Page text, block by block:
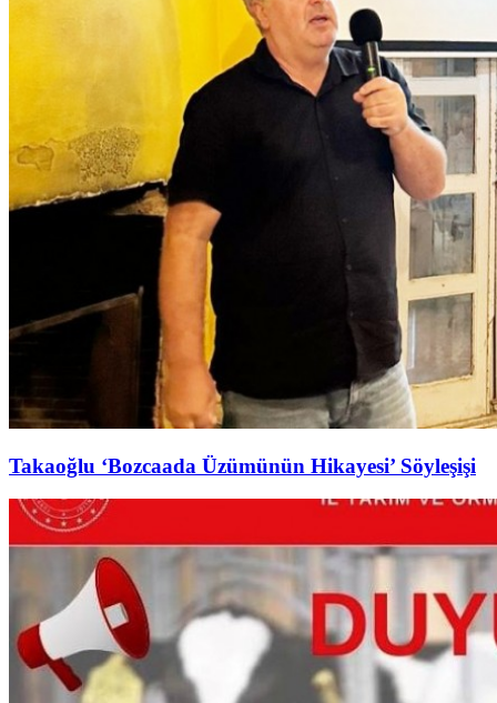
Takaoğlu ‘Bozcaada Üzümünün Hikayesi’ Söyleşişi